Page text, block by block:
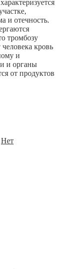
и отечность.
тромбозу
кровь
и
и органы
от продуктов
Нет